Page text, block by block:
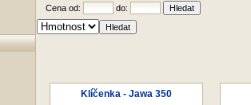
Cena od: do:
Klíčenka - Jawa 350